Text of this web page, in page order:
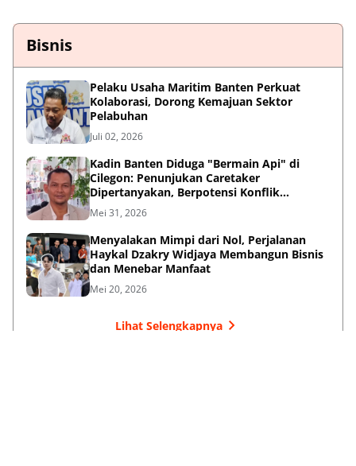
Bisnis
Pelaku Usaha Maritim Banten Perkuat
Kolaborasi, Dorong Kemajuan Sektor
Pelabuhan
Juli 02, 2026
Kadin Banten Diduga "Bermain Api" di
Cilegon: Penunjukan Caretaker
Dipertanyakan, Berpotensi Konflik
Kepentingan
Mei 31, 2026
Menyalakan Mimpi dari Nol, Perjalanan
Haykal Dzakry Widjaya Membangun Bisnis
dan Menebar Manfaat
Mei 20, 2026
Lihat Selengkapnya